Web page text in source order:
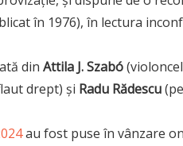
în 1976), în lectura
din Attila J. Szabó
drept) și Radu Rădescu
au fost puse în vânzare